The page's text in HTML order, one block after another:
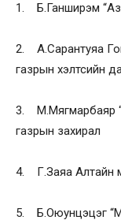
1. Б.Ганширэм
2. А.Сарантуяа
газрын хэлтсийн
3. М.Мягмарбаяр
газрын захирал
4. Г.Заяа Алтайн
5. Б.Оюунцэцэг